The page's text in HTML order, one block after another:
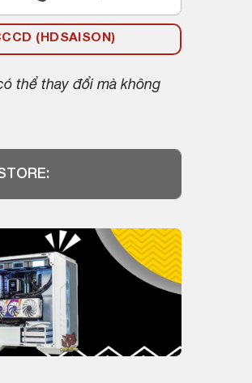
(HDSAISON)
thể thay đổi mà không